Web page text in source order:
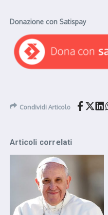
Donazione con Satispay
Condividi Articolo
Articoli correlati